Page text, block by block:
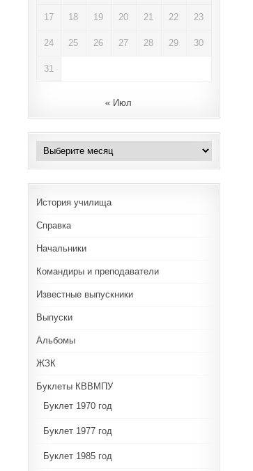
17 18 19 20 21 22 23
24 25 26 27 28 29 30
31
« Июл
Архивы
История училища
Справка
Начальники
Командиры и преподаватели
Известные выпускники
Выпуски
Альбомы
ЖЗК
Буклеты КВВМПУ
Буклет 1970 год
Буклет 1977 год
Буклет 1985 год